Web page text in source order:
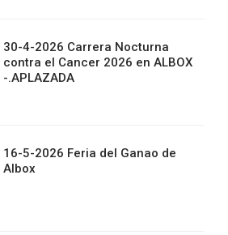
30-4-2026 Carrera Nocturna
contra el Cancer 2026 en ALBOX
-.APLAZADA
16-5-2026 Feria del Ganao de
Albox